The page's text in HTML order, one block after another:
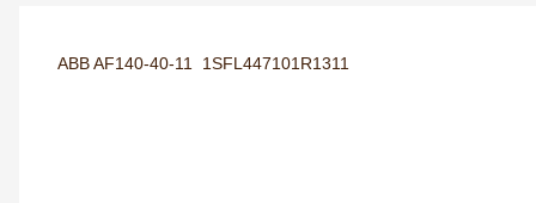
ABB AF140-40-11 1SFL447101R1311